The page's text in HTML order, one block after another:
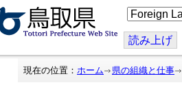
こ
の
ジ
を
翻
読み上げ
現在の位置： ホーム 県の組織と仕事